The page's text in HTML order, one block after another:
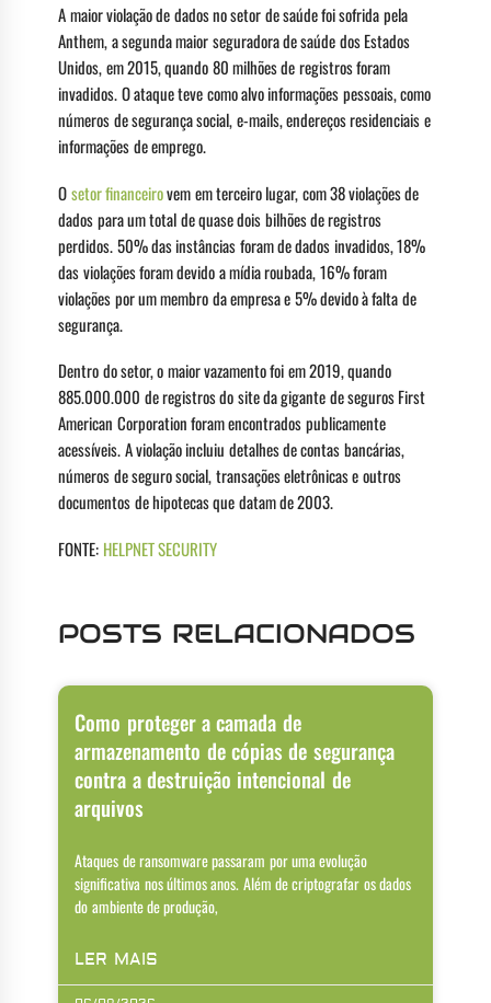
A maior violação de dados no setor de saúde foi sofrida pela
Anthem, a segunda maior seguradora de saúde dos Estados
Unidos, em 2015, quando 80 milhões de registros foram
invadidos. O ataque teve como alvo informações pessoais, como
números de segurança social, e-mails, endereços residenciais e
informações de emprego.
Osetor financeirovem em terceiro lugar, com 38 violações de
dados para um total de quase dois bilhões de registros
perdidos. 50% das instâncias foram de dados invadidos, 18%
das violações foram devido a mídia roubada, 16% foram
violações por um membro da empresa e 5% devido à falta de
segurança.
Dentro do setor, o maior vazamento foi em 2019, quando
885.000.000 de registros do site da gigante de seguros First
American Corporation foram encontrados publicamente
acessíveis. A violação incluiu detalhes de contas bancárias,
números de seguro social, transações eletrônicas e outros
documentos de hipotecas que datam de 2003.
FONTE: HELPNET SECURITY
POSTS RELACIONADOS
Como proteger a camada de
armazenamento de cópias de segurança
contra a destruição intencional de
arquivos
Ataques de ransomware passaram por uma evolução
significativa nos últimos anos. Além de criptografar os dados
do ambiente de produção,
LER MAIS